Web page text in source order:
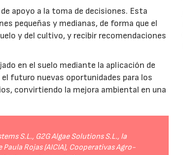
apoyo a la toma de decisiones. Esta
pequeñas y medianas, de forma que el
y del cultivo, y recibir recomendaciones
en el suelo mediante la aplicación de
futuro nuevas oportunidades para los
convirtiendo la mejora ambiental en una
S.L., G2G Algae Solutions S.L., la
Rojas (AICIA), Cooperativas Agro-